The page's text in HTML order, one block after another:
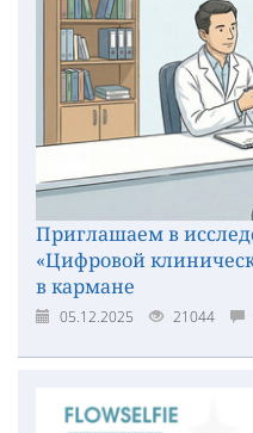
Приглашаем в
«Цифровой
в кармане
05.12.2025 21044